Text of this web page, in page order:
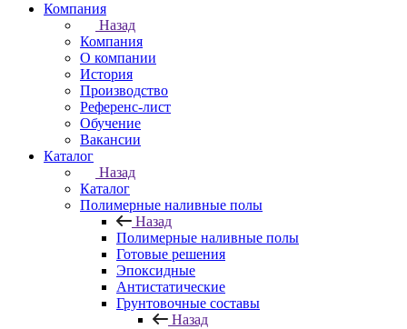
Компания
Назад
Компания
О компании
История
Производство
Референс-лист
Обучение
Вакансии
Каталог
Назад
Каталог
Полимерные наливные полы
Назад
Полимерные наливные полы
Готовые решения
Эпоксидные
Антистатические
Грунтовочные составы
Назад